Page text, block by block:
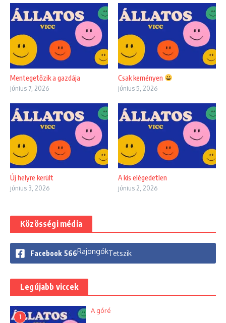
Mentegetőzik a gazdája
június 7, 2026
Csak keményen
június 5, 2026
Új helyre került
június 3, 2026
A kis elégedetlen
június 2, 2026
Közösségi média
Facebook 566RajongókTetszik
Legújabb viccek
1
A góré